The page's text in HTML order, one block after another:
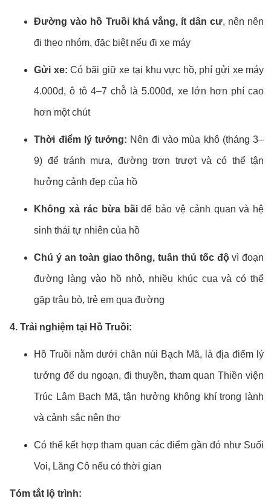
Đường vào hồ Truồi khá vắng, ít dân cư, nên nên
đi theo nhóm, đặc biệt nếu đi xe máy
Gửi xe: Có bãi giữ xe tại khu vực hồ, phí gửi xe máy
4.000đ, ô tô 4–7 chỗ là 5.000đ, xe lớn hơn phí cao
hơn một chút
Thời điểm lý tưởng: Nên đi vào mùa khô (tháng 3–
9) để tránh mưa, đường trơn trượt và có thể tận
hưởng cảnh đẹp của hồ
Không xả rác bừa bãiđể bảo vệ cảnh quan và hệ
sinh thái tự nhiên của hồ
Chú ý an toàn giao thông, tuân thủ tốc độvì đoạn
đường làng vào hồ nhỏ, nhiều khúc cua và có thể
gặp trâu bò, trẻ em qua đường
4. Trải nghiệm tại Hồ Truồi:
Hồ Truồi nằm dưới chân núi Bạch Mã, là địa điểm lý
tưởng để du ngoạn, đi thuyền, tham quan Thiền viện
Trúc Lâm Bạch Mã, tận hưởng không khí trong lành
và cảnh sắc nên thơ
Có thể kết hợp tham quan các điểm gần đó như Suối
Voi, Lăng Cô nếu có thời gian
Tóm tắt lộ trình: